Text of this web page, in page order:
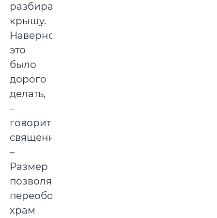
разбирать
крышу.
Наверно,
это
было
дорого
делать,
–
говорит
священник.
–
Размер
позволял
переоборудовать
храм